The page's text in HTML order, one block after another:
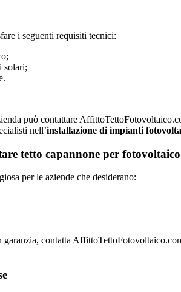
i seguenti requisiti tecnici:
solari;
può contattare
nell’installazione di impianti
tetto capannone per
per le aziende che desiderano:
garanzia, contatta